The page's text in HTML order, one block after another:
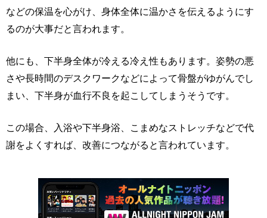
などの保温を心がけ、身体全体に温かさを伝えるようにす
るのが大事だと言われます。
他にも、下半身全体が冷える冷え性もあります。姿勢の悪
さや長時間のデスクワークなどによって骨盤がゆがんでし
まい、下半身が血行不良を起こしてしまうそうです。
この場合、入浴や下半身浴、こまめなストレッチなどで代
謝をよくすれば、改善につながると言われています。